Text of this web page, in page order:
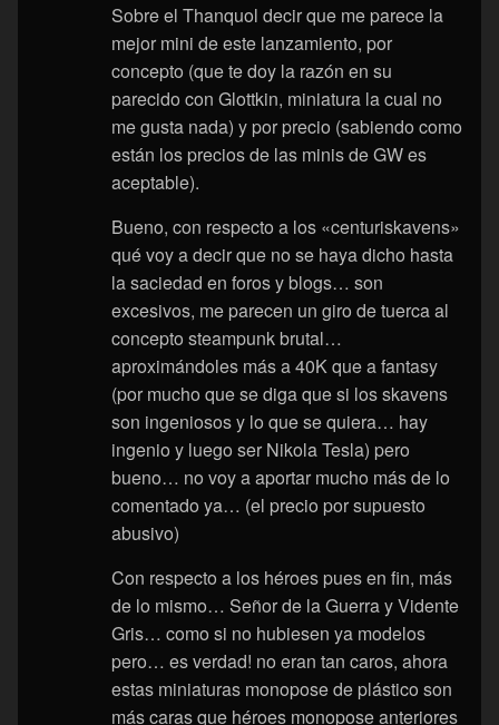
Sobre el Thanquol decir que me parece la
mejor mini de este lanzamiento, por
concepto (que te doy la razón en su
parecido con Glottkin, miniatura la cual no
me gusta nada) y por precio (sabiendo como
están los precios de las minis de GW es
aceptable).
Bueno, con respecto a los «centuriskavens»
qué voy a decir que no se haya dicho hasta
la saciedad en foros y blogs… son
excesivos, me parecen un giro de tuerca al
concepto steampunk brutal…
aproximándoles más a 40K que a fantasy
(por mucho que se diga que si los skavens
son ingeniosos y lo que se quiera… hay
ingenio y luego ser Nikola Tesla) pero
bueno… no voy a aportar mucho más de lo
comentado ya… (el precio por supuesto
abusivo)
Con respecto a los héroes pues en fin, más
de lo mismo… Señor de la Guerra y Vidente
Gris… como si no hubiesen ya modelos
pero… es verdad! no eran tan caros, ahora
estas miniaturas monopose de plástico son
más caras que héroes monopose anteriores